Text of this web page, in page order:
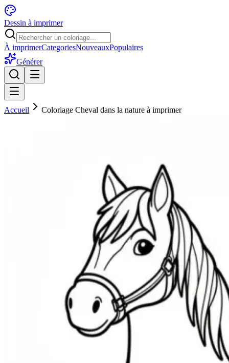
Dessin à imprimer
À imprimerCategoriesNouveauxPopulaires
Générer
Accueil Coloriage Cheval dans la nature à imprimer